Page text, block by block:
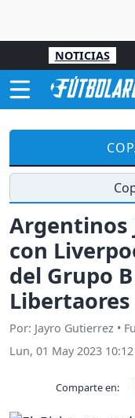
NOTICIAS
Argentinos
con
del Grupo
Libertaores
Por: Jayro Gutierrez •
Lun, 01 May 2023
Comparte en: